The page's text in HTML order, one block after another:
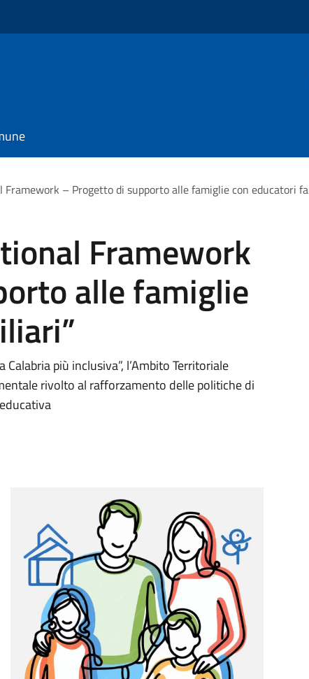
Framework – Progetto di supporto alle famiglie con educatori
Framework
alle famiglie
più inclusiva”, l’Ambito Territoriale
rivolto al rafforzamento delle politiche di